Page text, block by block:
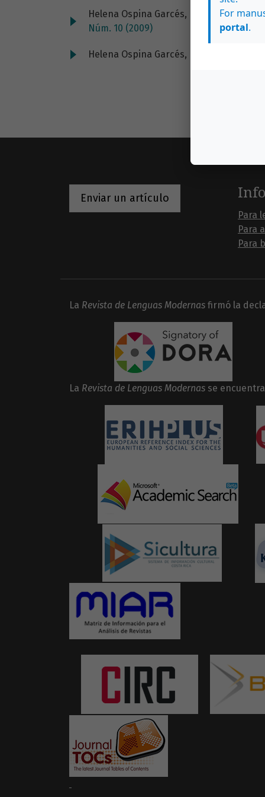
Helena Ospina Garcés, La formación
Núm. 10 (2009)
Helena Ospina Garcés,
Enviar un artículo
Para
Para
Para
La Revista de Lenguas Modernas firmó la
La Revista de Lenguas Modernas se
For
portal.